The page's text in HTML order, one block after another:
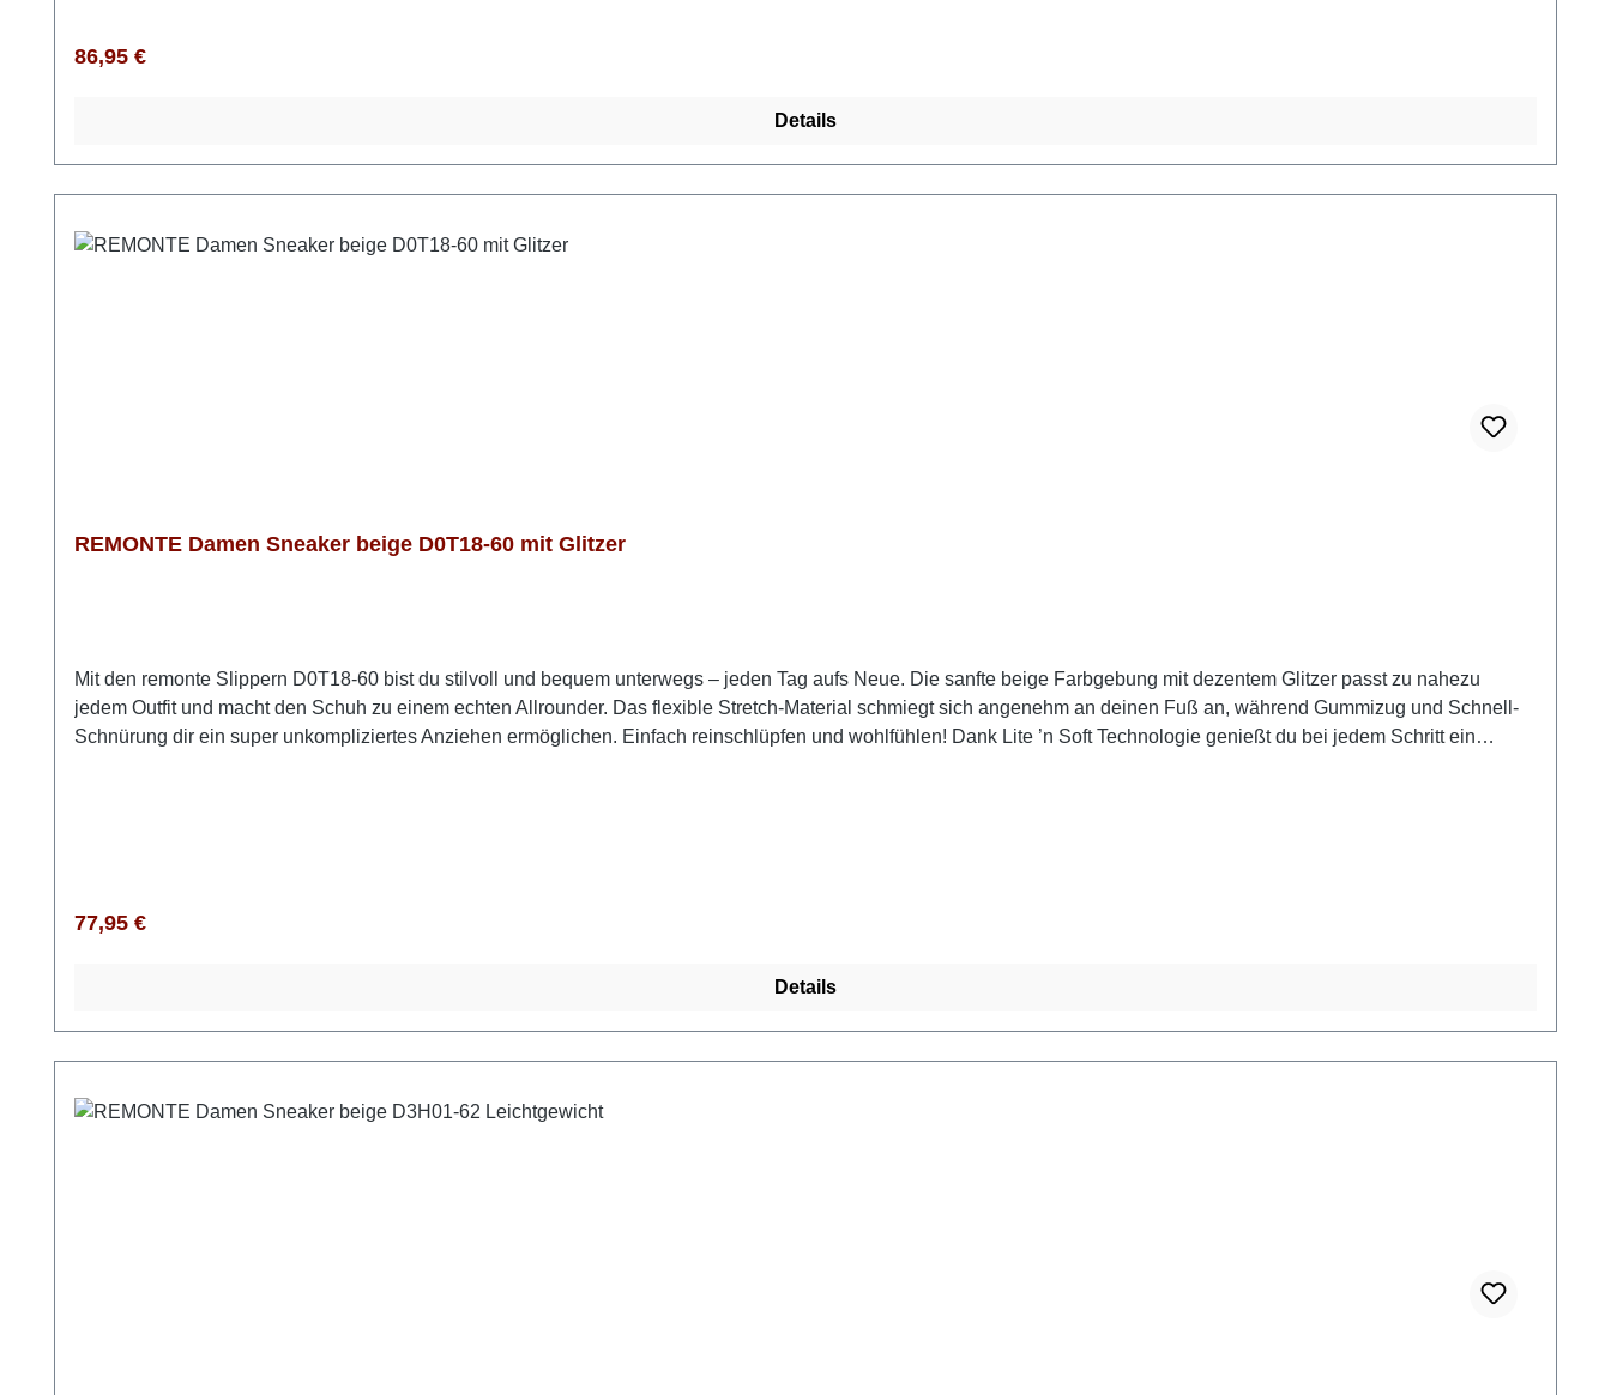
Regulärer Preis:
86,95 €
Details
REMONTE Damen Sneaker beige D0T18-60 mit Glitzer
Mit den remonte Slippern D0T18-60 bist du stilvoll und bequem unterwegs – jeden Tag aufs Neue. Die sanfte beige Farbgebung mit dezentem Glitzer passt zu nahezu
jedem Outfit und macht den Schuh zu einem echten Allrounder. Das flexible Stretch-Material schmiegt sich angenehm an deinen Fuß an, während Gummizug und Schnell-
Schnürung dir ein super unkompliziertes Anziehen ermöglichen. Einfach reinschlüpfen und wohlfühlen! Dank Lite ’n Soft Technologie genießt du bei jedem Schritt ein
Regulärer Preis:
77,95 €
Details